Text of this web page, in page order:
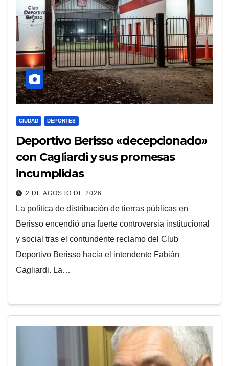
CIUDAD DEPORTES
Deportivo Berisso «decepcionado»
con Cagliardi y sus promesas
incumplidas
2 DE AGOSTO DE 2026
La política de distribución de tierras públicas en
Berisso encendió una fuerte controversia institucional
y social tras el contundente reclamo del Club
Deportivo Berisso hacia el intendente Fabián
Cagliardi. La…